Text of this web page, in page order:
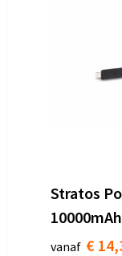
Stratos
10000mAh
vanaf €